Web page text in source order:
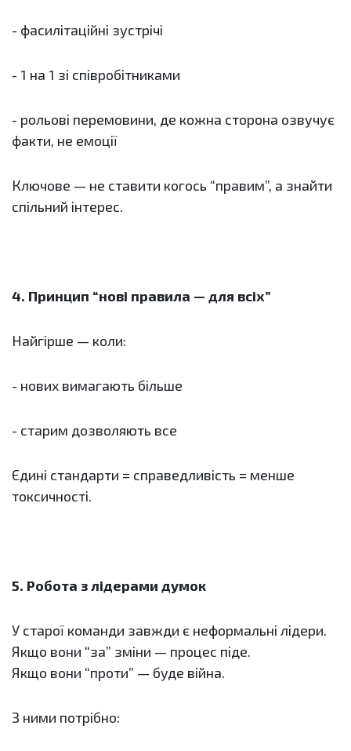
- фасилітаційні зустрічі
- 1 на 1 зі співробітниками
- рольові перемовини, де кожна сторона озвучує
факти, не емоції
Ключове — не ставити когось “правим”, а знайти
спільний інтерес.
4. Принцип “нові правила — для всіх”
Найгірше — коли:
- нових вимагають більше
- старим дозволяють все
Єдині стандарти = справедливість = менше
токсичності.
5. Робота з лідерами думок
У старої команди завжди є неформальні лідери.
Якщо вони “за” зміни — процес піде.
Якщо вони “проти” — буде війна.
З ними потрібно: